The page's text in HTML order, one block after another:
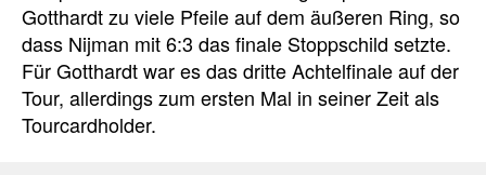
Gotthardt zu viele Pfeile auf dem äußeren Ring, so
dass Nijman mit 6:3 das finale Stoppschild setzte.
Für Gotthardt war es das dritte Achtelfinale auf der
Tour, allerdings zum ersten Mal in seiner Zeit als
Tourcardholder.